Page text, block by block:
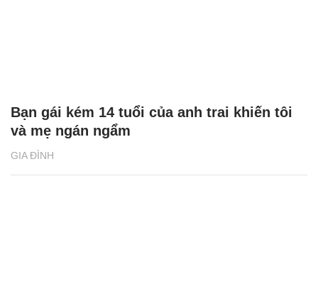
GIA ĐÌNH
Bạn gái kém 14 tuổi của anh trai khiến tôi
và mẹ ngán ngẩm